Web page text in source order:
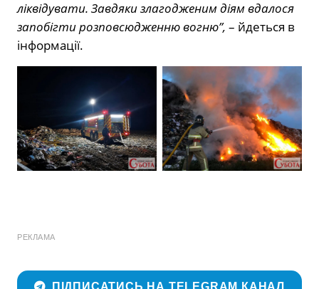
ліквідувати. Завдяки злагодженим діям вдалося
запобігти розповсюдженню вогню”, – йдеться в
інформації.
РЕКЛАМА